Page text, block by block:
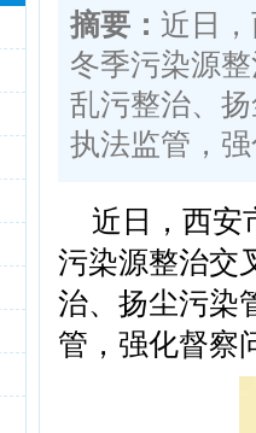
摘要： 近日
冬季污染源
乱污整治、
执法监管，
近日，西安
污染源整治交
治、扬尘污染
管，强化督察